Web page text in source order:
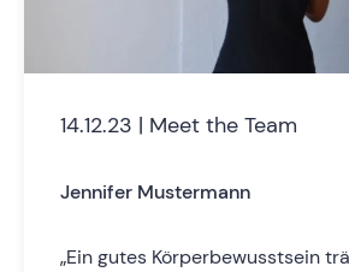
14.12.23 | Meet the Team
Jennifer Mustermann
„Ein gutes Körperbewusstsein